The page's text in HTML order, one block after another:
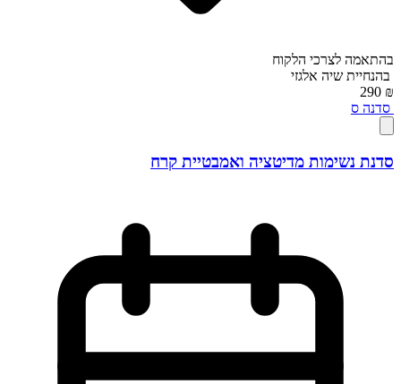
בהתאמה לצרכי הלקוח
בהנחיית שיה אלגזי
₪ 290
סדנה ס
סדנת נשימות מדיטציה ואמבטיית קרח